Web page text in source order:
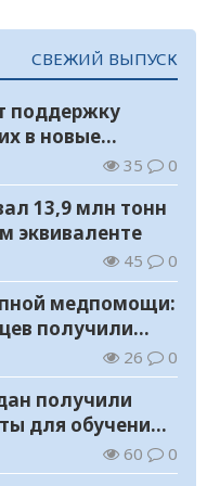
СВЕЖИЙ ВЫПУСК
поддержку
в новые
35 0
13,9 млн тонн
эквиваленте
45 0
медпомощи:
получили
26 0
получили
для обучения в
60 0